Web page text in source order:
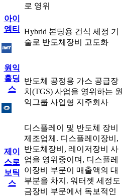
로 영위
아이
엠티
Hybrid 본딩용 건식 세정 기
술로 반도체장비 고도화
원익
홀딩
스
반도체 공정용 가스 공급장
치(TGS) 사업을 영위하는 원
익그룹 사업형 지주회사
제이
스로
보틱
스
디스플레이 및 반도체 장비
제조업체. 디스플레이장비,
반도체장비, 레이저장비 사
업을 영위중이며, 디스플레
이장비 부문이 매출액의 대
부분을 차지. 워터젯 세정도
금장비 부문에서 독보적인